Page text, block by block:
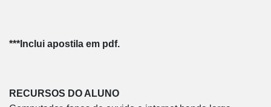
***Inclui apostila em pdf.
RECURSOS DO ALUNO